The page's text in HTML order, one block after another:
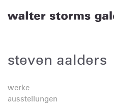
steven aalders
werke
ausstellungen